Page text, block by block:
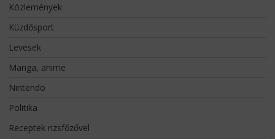
Közlemények
Küzdősport
Levesek
Manga, anime
Nintendo
Politika
Receptek rizsfőzővel